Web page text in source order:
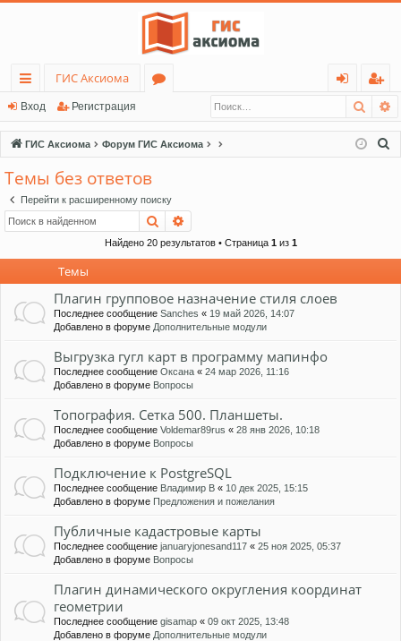
с
ы
лк
и
ГИС Аксиома
ру
м
д
ег
ис
тр
Вход Регистрация
ГИС Аксиома Форум ГИС Аксиома
Темы без ответов
Перейти к расширенному поиску
Поиск
Найдено 20 результатов • Страница 1из 1
Темы
Плагин групповое назначение стиля слоев
Последнее сообщение Sanches « 19 май 2026, 14:07
Добавлено в форуме Дополнительные модули
Выгрузка гугл карт в программу мапинфо
Последнее сообщение Оксана « 24 мар 2026, 11:16
Добавлено в форуме Вопросы
Топография. Сетка 500. Планшеты.
Последнее сообщение Voldemar89rus « 28 янв 2026, 10:18
Добавлено в форуме Вопросы
Подключение к PostgreSQL
Последнее сообщение Владимир В « 10 дек 2025, 15:15
Добавлено в форуме Предложения и пожелания
Публичные кадастровые карты
Последнее сообщение januaryjonesand117 « 25 ноя 2025, 05:37
Добавлено в форуме Вопросы
Плагин динамического округления координат
геометрии
Последнее сообщение gisamap « 09 окт 2025, 13:48
Добавлено в форуме Дополнительные модули